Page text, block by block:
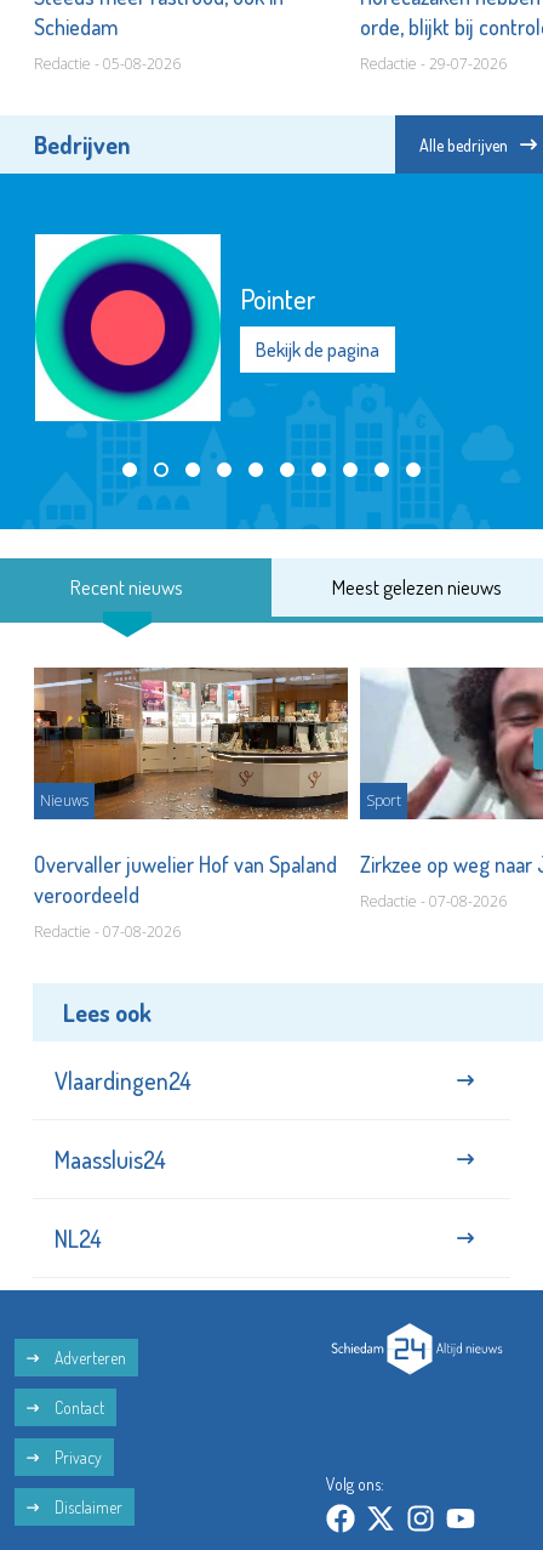
Schiedam
Redactie - 05-08-2026
orde, blijkt bij
Redactie - 29-07-2026
Bedrijven Alle bedrijven
Pointer
Bekijk de pagina
Recent nieuws Meest gelezen nieuws
Nieuws
Overvaller juwelier Hof van Spaland
veroordeeld
Redactie - 07-08-2026
Sport
Zirkzee op weg
Redactie - 07-08-2026
Lees ook
Vlaardingen24
Maassluis24
NL24
Adverteren
Contact
Privacy
Disclaimer
Volg ons: